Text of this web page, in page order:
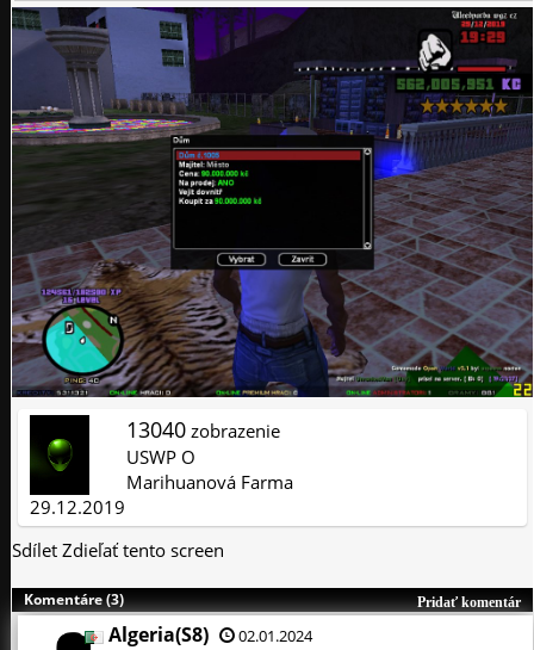
13040 zobrazenie
USWP O
Marihuanová Farma
29.12.2019
Sdílet Zdieľať tento screen
Pridať komentár
Komentáre (3)
Algeria(S8) 02.01.2024